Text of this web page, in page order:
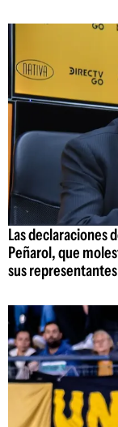
Las declaraciones
Peñarol, que
sus representantes